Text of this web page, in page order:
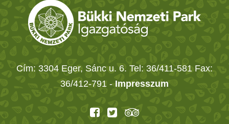
Cím: 3304 Eger, Sánc u. 6. Tel: 36/411-581 Fax:
36/412-791 - Impresszum